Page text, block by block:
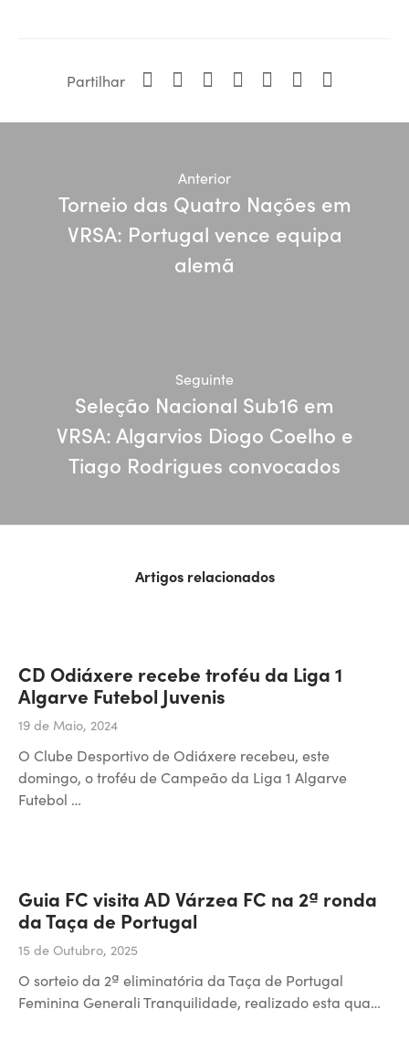
Partilhar
Anterior
Torneio das Quatro Nações em
VRSA: Portugal vence equipa
alemã
Seguinte
Seleção Nacional Sub16 em
VRSA: Algarvios Diogo Coelho e
Tiago Rodrigues convocados
Artigos relacionados
CD Odiáxere recebe troféu da Liga 1
Algarve Futebol Juvenis
19 de Maio, 2024
O Clube Desportivo de Odiáxere recebeu, este
domingo, o troféu de Campeão da Liga 1 Algarve
Futebol …
Guia FC visita AD Várzea FC na 2ª ronda
da Taça de Portugal
15 de Outubro, 2025
O sorteio da 2ª eliminatória da Taça de Portugal
Feminina Generali Tranquilidade, realizado esta qua…